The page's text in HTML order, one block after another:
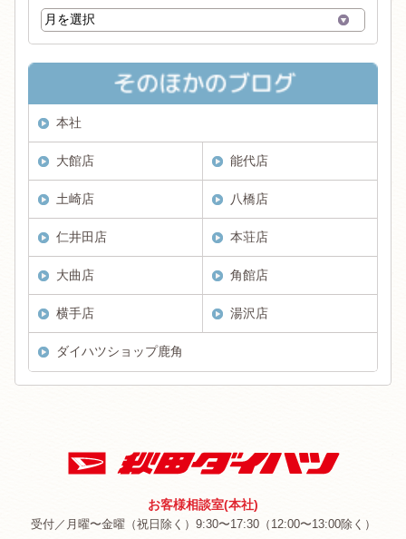
本社
大館店 能代店
土崎店 八橋店
仁井田店 本荘店
大曲店 角館店
横手店 湯沢店
ダイハツショップ鹿角
お客様相談室(本社)
受付／月曜〜金曜（祝日除く）9:30〜17:30（12:00〜13:00除く）